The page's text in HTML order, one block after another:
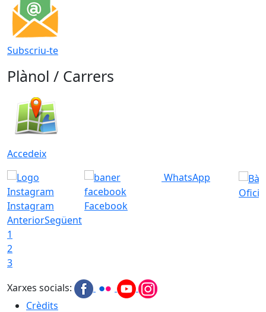
Subscriu-te
Plànol / Carrers
Accedeix
Instagram Facebook
WhatsApp
AnteriorSegüent
1
2
3
Xarxes socials:
Crèdits